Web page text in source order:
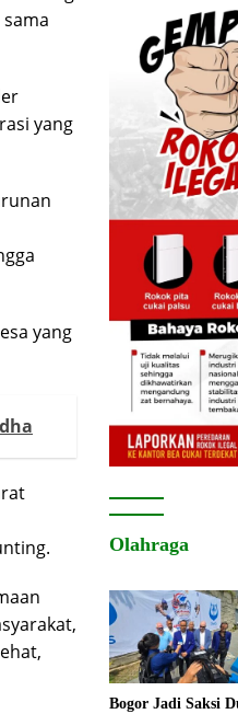
yang
yang
Olahraga
Bogor Jadi Saksi